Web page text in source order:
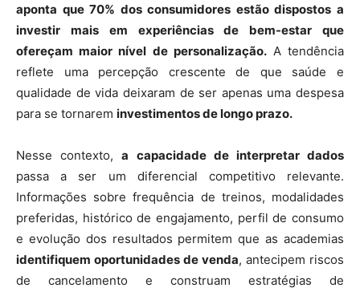
aponta que 70% dos consumidores estão dispostos a
investir mais em experiências de bem-estar que
ofereçam maior nível de personalização.A tendência
reflete uma percepção crescente de que saúde e
qualidade de vida deixaram de ser apenas uma despesa
para se tornarem investimentos de longo prazo.
Nesse contexto,a capacidade de interpretar dados
passa a ser um diferencial competitivo relevante.
Informações sobre frequência de treinos, modalidades
preferidas, histórico de engajamento, perfil de consumo
e evolução dos resultados permitem que as academias
identifiquem oportunidades de venda, antecipem riscos
de cancelamento e construam estratégias de